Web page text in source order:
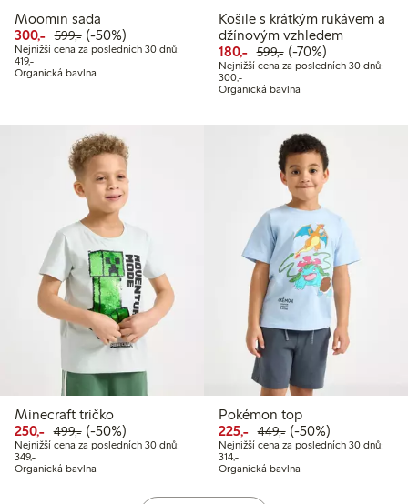
Moomin sada
300,- Snížená cena: 300,00 Kč
599,-Běžná cena: 599,00 Kč
50% sleva
(-50%)
Nejnižší cena za posledních 30 dnů:
419,-Nejnižší cena za posledních 30 dnů: 419,00 Kč
Organická bavlna
Košile s krátkým rukávem a
džínovým vzhledem
180,- Snížená cena: 180,00 Kč
599,-Běžná cena: 599,00
70% sleva
(-70%)
Nejnižší cena za posledních 30 dnů:
300,-Nejnižší cena za posledních 30
Organická bavlna
Minecraft tričko
250,- Snížená cena: 250,00 Kč
499,-Běžná cena: 499,00 Kč
50% sleva
(-50%)
Nejnižší cena za posledních 30 dnů:
349,-Nejnižší cena za posledních 30 dnů: 349,00 Kč
Organická bavlna
Pokémon top
225,- Snížená cena: 225,00 Kč
449,-Běžná cena: 449,00
50% sleva
(-50%)
Nejnižší cena za posledních 30 dnů:
314,-Nejnižší cena za posledních 30 dnů:
Organická bavlna